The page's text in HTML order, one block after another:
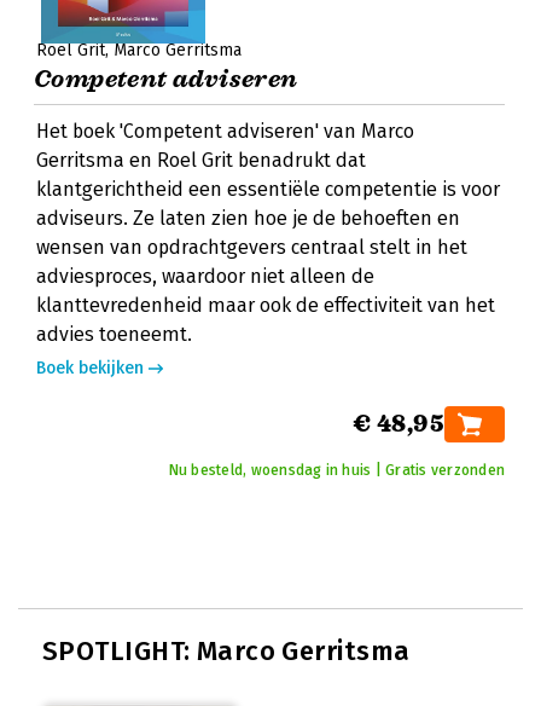
Roel Grit Marco Gerritsma
Competent adviseren
Het boek 'Competent adviseren' van Marco
Gerritsma en Roel Grit benadrukt dat
klantgerichtheid een essentiële competentie is voor
adviseurs. Ze laten zien hoe je de behoeften en
wensen van opdrachtgevers centraal stelt in het
adviesproces, waardoor niet alleen de
klanttevredenheid maar ook de effectiviteit van het
advies toeneemt.
Boek bekijken
€ 48,95
Nu besteld, woensdag in huis | Gratis verzonden
SPOTLIGHT: Marco Gerritsma